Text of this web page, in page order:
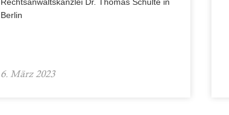
Berlin
6. März 2023